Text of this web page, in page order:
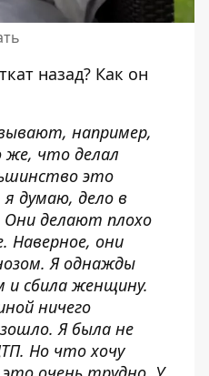
назад? Как он
например,
что делал
это
думаю, дело в
Они делают плохо
Наверное, они
Я однажды
и сбила женщину.
ничего
Я была не
Но что хочу